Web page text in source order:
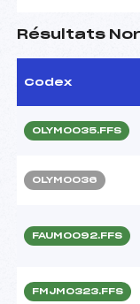
Résultats
Codex
OLYM0035.FFS
OLYM0036
FAUM0092.FFS
FMJM0323.FFS